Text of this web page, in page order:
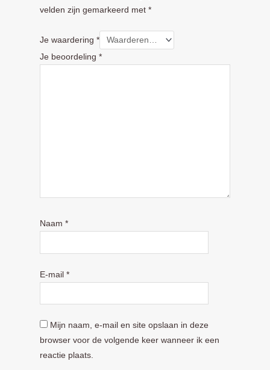
velden zijn gemarkeerd met *
Je waardering *
Je beoordeling *
Naam *
E-mail *
Mijn naam, e-mail en site opslaan in deze
browser voor de volgende keer wanneer ik een
reactie plaats.